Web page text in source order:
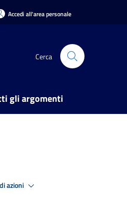
Accedi all'area personale
Cerca
gli argomenti
azioni